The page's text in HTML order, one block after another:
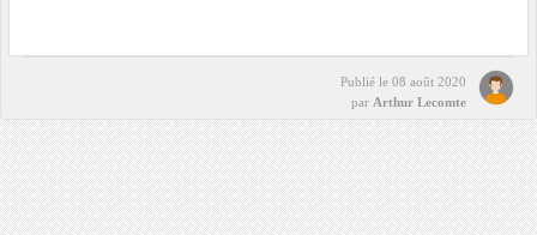
Publié le 08 août 2020
par Arthur Lecomte